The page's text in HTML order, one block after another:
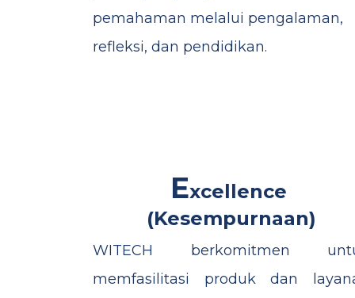
pemahaman melalui pengalaman,
refleksi, dan pendidikan.
Excellence
(Kesempurnaan)
WITECH berkomitmen
memfasilitasi produk dan